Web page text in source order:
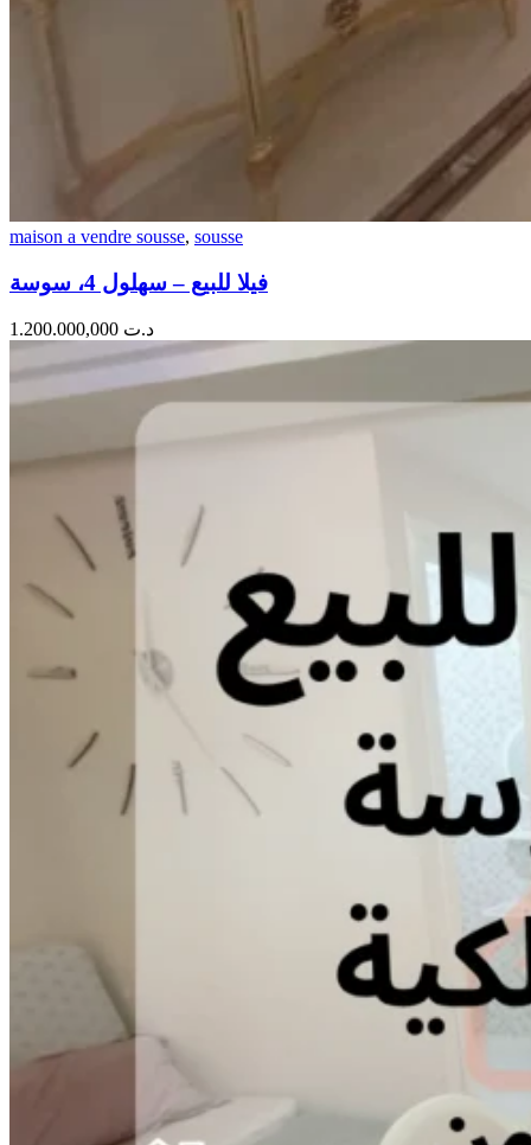
maison a vendre sousse, sousse
فيلا للبيع – سهلول 4، سوسة
د.ت